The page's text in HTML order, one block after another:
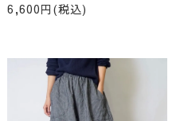
6,600円(税込)